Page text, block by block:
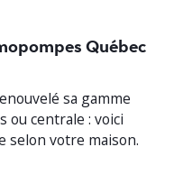
Québec
sa gamme
ou centrale : voici
selon votre maison.